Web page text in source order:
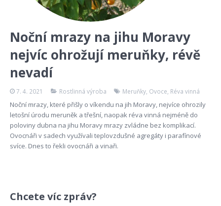
Noční mrazy na jihu Moravy
nejvíc ohrožují meruňky, révě
nevadí
7. 4. 2021 Rostlinná výroba Meruňky Ovoce Réva vinná
Noční mrazy, které přišly o víkendu na jih Moravy, nejvíce ohrozily
letošní úrodu meruněk a třešní, naopak réva vinná nejméně do
poloviny dubna na jihu Moravy mrazy zvládne bez komplikací.
Ovocnáři v sadech využívali teplovzdušné agregáty i parafínové
svíce. Dnes to řekli ovocnáři a vinaři.
Chcete víc zpráv?